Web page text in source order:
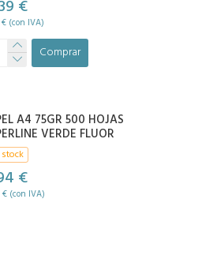
€
€ (con IVA)
Comprar
A4 75GR 500 HOJAS
VERDE FLUOR
€
€ (con IVA)